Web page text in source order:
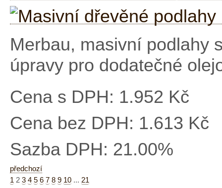
Merbau, masivní podlahy
úpravy pro dodatečné
Cena s DPH: 1.952 Kč
Cena bez DPH: 1.613 Kč
Sazba DPH: 21.00%
předchozí
1 2 3 4 5 6 7 8 9 10 ... 21